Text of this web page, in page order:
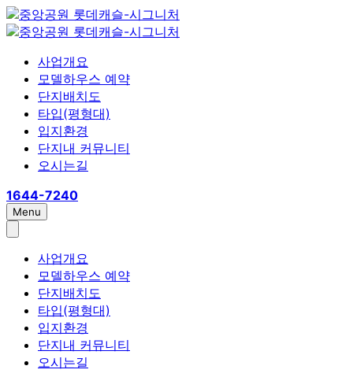
사업개요
모델하우스 예약
단지배치도
타입(평형대)
입지환경
단지내 커뮤니티
오시는길
1644-7240
Menu
사업개요
모델하우스 예약
단지배치도
타입(평형대)
입지환경
단지내 커뮤니티
오시는길